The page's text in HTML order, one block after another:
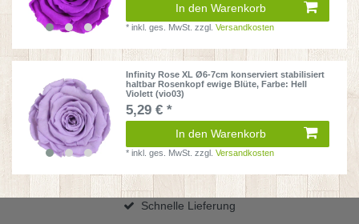
In den Warenkorb
*inkl. ges. MwSt. zzgl.Versandkosten
Infinity Rose XL Ø6-7cm konserviert stabilisiert
haltbar Rosenkopf ewige Blüte, Farbe: Hell
Violett (vio03)
5,29 € *
In den Warenkorb
*inkl. ges. MwSt. zzgl.Versandkosten
Schnelle Lieferung